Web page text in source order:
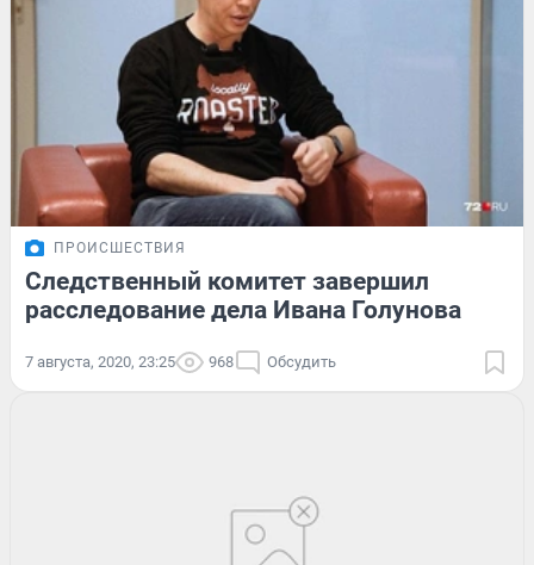
ПРОИСШЕСТВИЯ
Следственный комитет завершил
расследование дела Ивана Голунова
7 августа, 2020, 23:25 968 Обсудить